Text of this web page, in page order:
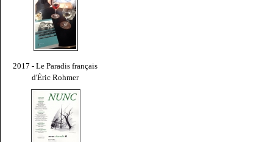
2017 - Le Paradis français
d'Éric Rohmer